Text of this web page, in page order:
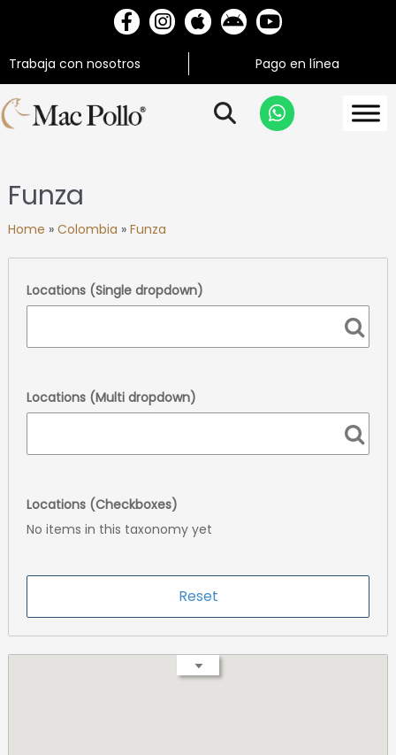
Trabaja con nosotros Pago en línea
Funza
Home » Colombia » Funza
Locations (Single dropdown)
Locations (Multi dropdown)
Locations (Checkboxes)
No items in this taxonomy yet